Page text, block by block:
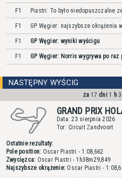
F1 Piastri: To było niedopuszczalne
F1 GP Węgier: najszybsze okrążenia
F1 GP Węgier: wyniki wyścigu
F1 GP Węgier: Norris wygrywa po
NASTĘPNY WYŚCIG
za 17 dni1 h
GRAND PRIX
Data: 23 sierpnia 2026
Tor: Circuit Zandvoort
Ostatnie rezultaty:
Pole position: Oscar Piastri - 1:08,662
Zwycięzca: Oscar Piastri- 1h38m29,849
Najszybsze okrążenie: Oscar Piastri -